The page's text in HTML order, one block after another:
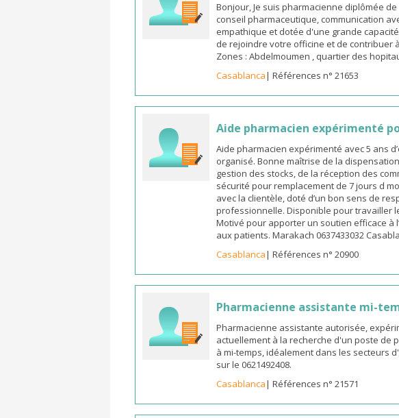
Bonjour, Je suis pharmacienne diplômée
conseil pharmaceutique, communication
empathique et dotée d'une grande
de rejoindre votre officine et de contribuer
Zones : Abdelmoumen , quartier des
Casablanca| Références n° 21653
Aide pharmacien expérimenté
Aide pharmacien expérimenté avec 5 ans
organisé. Bonne maîtrise de la
gestion des stocks, de la réception des
sécurité pour remplacement de 7 jours d
avec la clientèle, doté d’un bon sens de
professionnelle. Disponible pour travailler
Motivé pour apporter un soutien efficace à
aux patients. Marakach 0637433032
Casablanca| Références n° 20900
Pharmacienne assistante mi-
Pharmacienne assistante autorisée,
actuellement à la recherche d'un poste de
à mi-temps, idéalement dans les secteurs
sur le 0621492408.
Casablanca| Références n° 21571